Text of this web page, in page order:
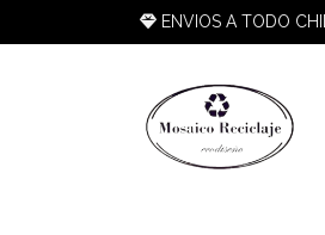
ENVIOS A TODO